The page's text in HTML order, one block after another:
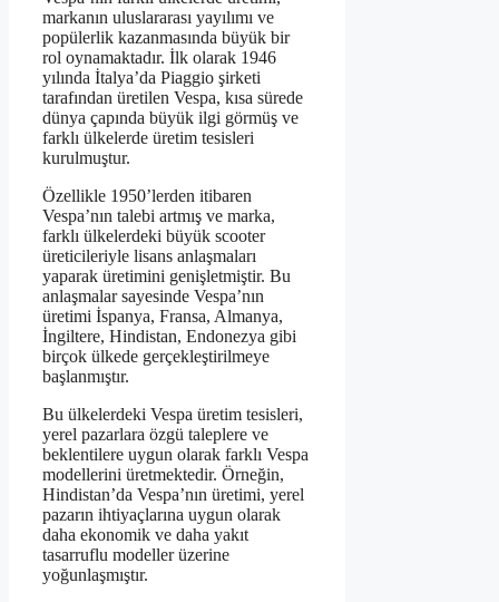
markanın uluslararası yayılımı ve
popülerlik kazanmasında büyük bir
rol oynamaktadır. İlk olarak 1946
yılında İtalya’da Piaggio şirketi
tarafından üretilen Vespa, kısa sürede
dünya çapında büyük ilgi görmüş ve
farklı ülkelerde üretim tesisleri
kurulmuştur.
Özellikle 1950’lerden itibaren
Vespa’nın talebi artmış ve marka,
farklı ülkelerdeki büyük scooter
üreticileriyle lisans anlaşmaları
yaparak üretimini genişletmiştir. Bu
anlaşmalar sayesinde Vespa’nın
üretimi İspanya, Fransa, Almanya,
İngiltere, Hindistan, Endonezya gibi
birçok ülkede gerçekleştirilmeye
başlanmıştır.
Bu ülkelerdeki Vespa üretim tesisleri,
yerel pazarlara özgü taleplere ve
beklentilere uygun olarak farklı Vespa
modellerini üretmektedir. Örneğin,
Hindistan’da Vespa’nın üretimi, yerel
pazarın ihtiyaçlarına uygun olarak
daha ekonomik ve daha yakıt
tasarruflu modeller üzerine
yoğunlaşmıştır.